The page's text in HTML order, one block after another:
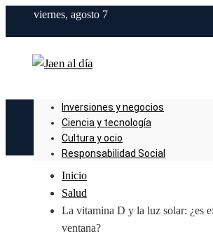
viernes, agosto 7
Inversiones y negocios
Ciencia y tecnología
Cultura y ocio
Responsabilidad Social
Inicio
Salud
La vitamina D y la luz solar: ¿es
ventana?